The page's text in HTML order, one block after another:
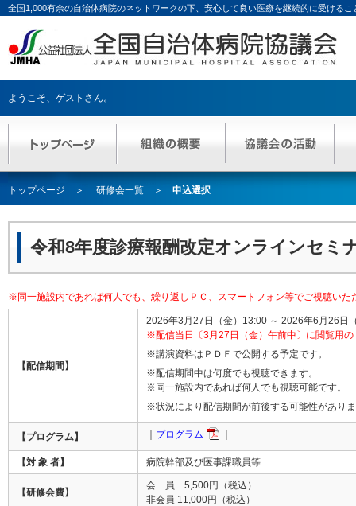
全国1,000有余の自治体病院のネットワークの下、安心して良い医療を継続的に受ける
ようこそ、 ゲストさん。
トップページ 研修会一覧 申込選択
令和8年度診療報酬改定オンラインセミ
※同一施設内であれば何人でも、繰り返しＰＣ、スマートフォン等でご視聴い
【配信期間】
2026年3月27日（金）13:00 ～ 2026年6月26日
※配信当日〔3月27日（金）午前中〕に閲覧用
※講演資料はＰＤＦで公開する予定です。
※配信期間中は何度でも視聴できます。
※同一施設内であれば何人でも視聴可能です。
※状況により配信期間が前後する可能性があり
【プログラム】 プログラム
【対 象 者】 病院幹部及び医事課職員等
【研修会費】
会 員 5,500円（税込）
非会員 11,000円（税込）